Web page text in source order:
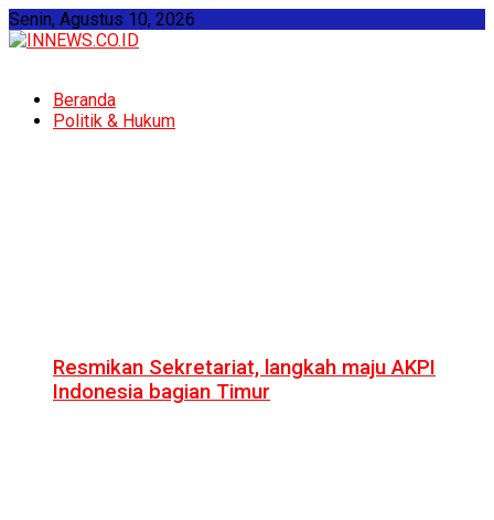
Senin, Agustus 10, 2026
Beranda
Politik & Hukum
Resmikan Sekretariat, langkah maju AKPI
Indonesia bagian Timur